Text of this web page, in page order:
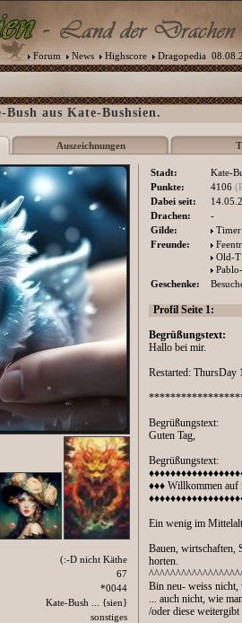
Forum News Highscore Dragopedia
aus Kate-Bushsien.
Auszeichnungen
Stadt:
Kate-
Punkte:
4106
Dabei seit:
Drachen:
-
Gilde:
Timer
Freunde:
Old-
Geschenke:
Profil Seite 1:
Begrüßungstext:
Hallo bei mir.
Restarted: ThursDay
Begrüßungstext:
Guten Tag,
Begrüßungstext:
♦♦♦ Willkommen
Ein wenig im
Bauen, wirtschaften,
horten.
Bin neu- weiss
... auch nicht, wie
/oder diese weitergibt
(:-D nicht Käthe
67
*0044
Kate-Bush ... {sien}
sonstiges